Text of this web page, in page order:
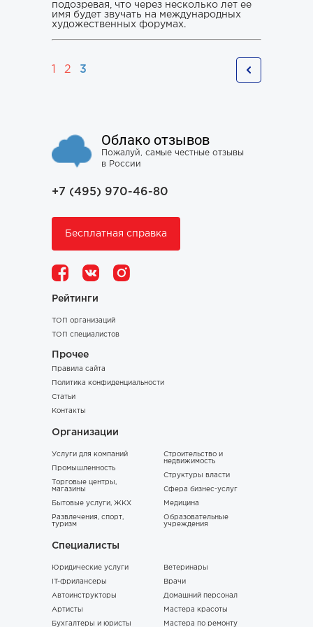
подозревая, что через несколько лет ее
имя будет звучать на международных
художественных форумах.
2 3
Облако отзывов
Пожалуй, самые честные отзывы
в России
+7 (495) 970-46-80
Бесплатная справка
Рейтинги
ТОП организаций
ТОП специалистов
Прочее
Правила сайта
Политика конфиденциальности
Статьи
Контакты
Организации
Услуги для компаний
Промышленность
Торговые центры,
магазины
Бытовые услуги, ЖКХ
Развлечения, спорт,
туризм
Строительство и
недвижимость
Структуры власти
Сфера бизнес-услуг
Медицина
Образовательные
учреждения
Специалисты
Юридические услуги
IT-фрилансеры
Автоинструкторы
Артисты
Бухгалтеры и юристы
Ветеринары
Врачи
Домашний персонал
Мастера красоты
Мастера по ремонту